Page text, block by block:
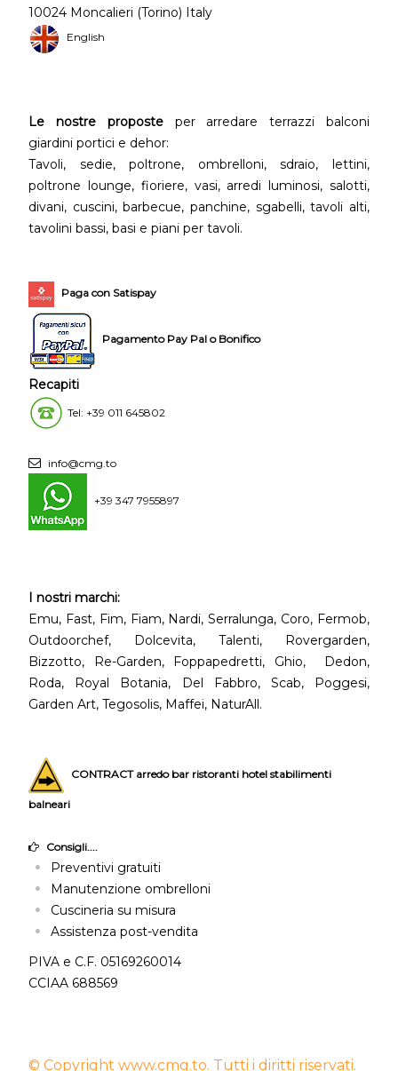
10024 Moncalieri (Torino) Italy
English
Le nostre proposteper arredare terrazzi balconi
giardini portici e dehor:
Tavoli, sedie, poltrone, ombrelloni, sdraio, lettini,
poltrone lounge, fioriere, vasi, arredi luminosi, salotti,
divani, cuscini, barbecue, panchine, sgabelli, tavoli alti,
tavolini bassi, basi e piani per tavoli.
Paga con Satispay
Pagamento Pay Pal o Bonifico
Recapiti
Tel: +39 011 645802
info@cmg.to
+39 347 7955897
I nostri marchi:
Emu, Fast, Fim, Fiam, Nardi, Serralunga, Coro, Fermob,
Outdoorchef, Dolcevita, Talenti, Rovergarden,
Bizzotto, Re-Garden, Foppapedretti, Ghio, Dedon,
Roda, Royal Botania, Del Fabbro, Scab, Poggesi,
Garden Art, Tegosolis, Maffei, NaturAll.
CONTRACT arredo bar ristoranti hotel stabilimenti
balneari
Consigli....
Preventivi gratuiti
Manutenzione ombrelloni
Cuscineria su misura
Assistenza post-vendita
PIVA e C.F. 05169260014
CCIAA 688569
© Copyright www.cmg.to. Tutti i diritti riservati.